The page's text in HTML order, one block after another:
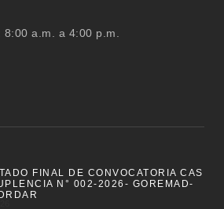
a.m. a 4:00 p.m.
FINAL DE CONVOCATORIA CAS
N° 002-2026- GOREMAD-